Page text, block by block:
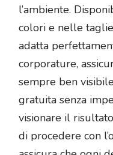
l’ambiente.
colori e nelle
adatta
corporature,
sempre ben
gratuita senza
visionare il
di procedere con